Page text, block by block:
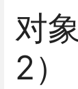
对
2）